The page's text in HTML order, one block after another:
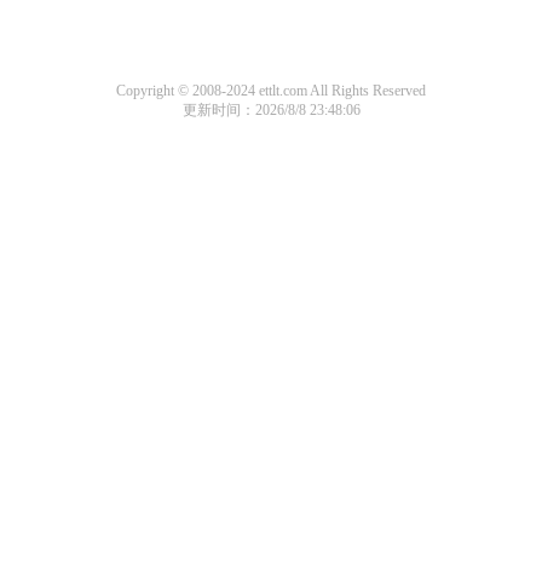
Copyright © 2008-2024 ettlt.com All Rights Reserved
更新时间：2026/8/8 23:48:06